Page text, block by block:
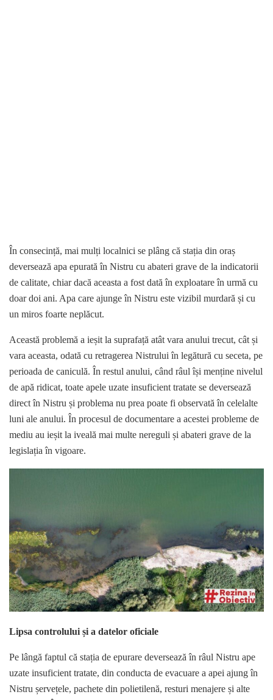
În consecință, mai mulți localnici se plâng că stația din oraș
deversează apa epurată în Nistru cu abateri grave de la indicatorii
de calitate, chiar dacă aceasta a fost dată în exploatare în urmă cu
doar doi ani. Apa care ajunge în Nistru este vizibil murdară și cu
un miros foarte neplăcut.
Această problemă a ieșit la suprafață atât vara anului trecut, cât și
vara aceasta, odată cu retragerea Nistrului în legătură cu seceta, pe
perioada de caniculă. În restul anului, când râul își menține nivelul
de apă ridicat, toate apele uzate insuficient tratate se deversează
direct în Nistru și problema nu prea poate fi observată în celelalte
luni ale anului. În procesul de documentare a acestei probleme de
mediu au ieșit la iveală mai multe nereguli și abateri grave de la
legislația în vigoare.
Lipsa controlului și a datelor oficiale
Pe lângă faptul că stația de epurare deversează în râul Nistru ape
uzate insuficient tratate, din conducta de evacuare a apei ajung în
Nistru șervețele, pachete din polietilenă, resturi menajere și alte